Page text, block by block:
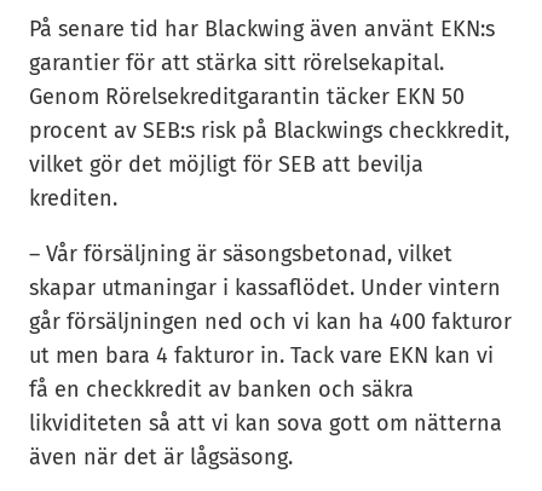
På senare tid har Blackwing även använt EKN:s
garantier för att stärka sitt rörelsekapital.
Genom Rörelsekreditgarantin täcker EKN 50
procent av SEB:s risk på Blackwings checkkredit,
vilket gör det möjligt för SEB att bevilja
krediten.
– Vår försäljning är säsongsbetonad, vilket
skapar utmaningar i kassaflödet. Under vintern
går försäljningen ned och vi kan ha 400 fakturor
ut men bara 4 fakturor in. Tack vare EKN kan vi
få en checkkredit av banken och säkra
likviditeten så att vi kan sova gott om nätterna
även när det är lågsäsong.